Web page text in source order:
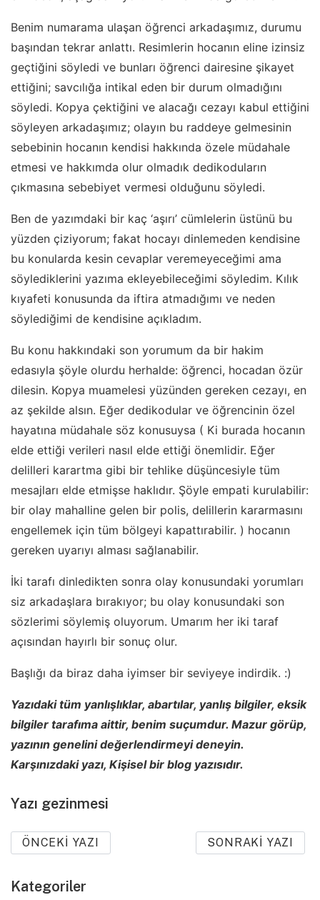
Benim numarama ulaşan öğrenci arkadaşımız, durumu
başından tekrar anlattı. Resimlerin hocanın eline izinsiz
geçtiğini söyledi ve bunları öğrenci dairesine şikayet
ettiğini; savcılığa intikal eden bir durum olmadığını
söyledi. Kopya çektiğini ve alacağı cezayı kabul ettiğini
söyleyen arkadaşımız; olayın bu raddeye gelmesinin
sebebinin hocanın kendisi hakkında özele müdahale
etmesi ve hakkımda olur olmadık dedikoduların
çıkmasına sebebiyet vermesi olduğunu söyledi.
Ben de yazımdaki bir kaç ‘aşırı’ cümlelerin üstünü bu
yüzden çiziyorum; fakat hocayı dinlemeden kendisine
bu konularda kesin cevaplar veremeyeceğimi ama
söylediklerini yazıma ekleyebileceğimi söyledim. Kılık
kıyafeti konusunda da iftira atmadığımı ve neden
söylediğimi de kendisine açıkladım.
Bu konu hakkındaki son yorumum da bir hakim
edasıyla şöyle olurdu herhalde: öğrenci, hocadan özür
dilesin. Kopya muamelesi yüzünden gereken cezayı, en
az şekilde alsın. Eğer dedikodular ve öğrencinin özel
hayatına müdahale söz konusuysa ( Ki burada hocanın
elde ettiği verileri nasıl elde ettiği önemlidir. Eğer
delilleri karartma gibi bir tehlike düşüncesiyle tüm
mesajları elde etmişse haklıdır. Şöyle empati kurulabilir:
bir olay mahalline gelen bir polis, delillerin kararmasını
engellemek için tüm bölgeyi kapattırabilir. ) hocanın
gereken uyarıyı alması sağlanabilir.
İki tarafı dinledikten sonra olay konusundaki yorumları
siz arkadaşlara bırakıyor; bu olay konusundaki son
sözlerimi söylemiş oluyorum. Umarım her iki taraf
açısından hayırlı bir sonuç olur.
Başlığı da biraz daha iyimser bir seviyeye indirdik. :)
Yazıdaki tüm yanlışlıklar, abartılar, yanlış bilgiler, eksik
bilgiler tarafıma aittir, benim suçumdur. Mazur görüp,
yazının genelini değerlendirmeyi deneyin.
Karşınızdaki yazı, Kişisel bir blog yazısıdır.
Yazı gezinmesi
ÖNCEKI YAZI SONRAKI YAZI
Kategoriler